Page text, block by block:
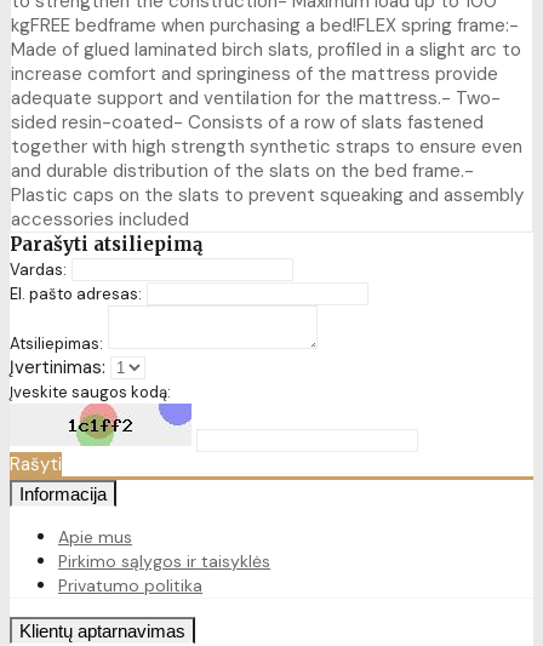
kgFREE bedframe when purchasing a bed!FLEX spring frame:-
Made of glued laminated birch slats, profiled in a slight arc to
increase comfort and springiness of the mattress provide
adequate support and ventilation for the mattress.- Two-
sided resin-coated- Consists of a row of slats fastened
together with high strength synthetic straps to ensure even
and durable distribution of the slats on the bed frame.-
Plastic caps on the slats to prevent squeaking and assembly
accessories included
Parašyti atsiliepimą
Vardas:
El. pašto adresas:
Atsiliepimas:
Įvertinimas:
Įveskite saugos kodą:
Rašyti
Informacija
Apie mus
Pirkimo sąlygos ir taisyklės
Privatumo politika
Klientų aptarnavimas